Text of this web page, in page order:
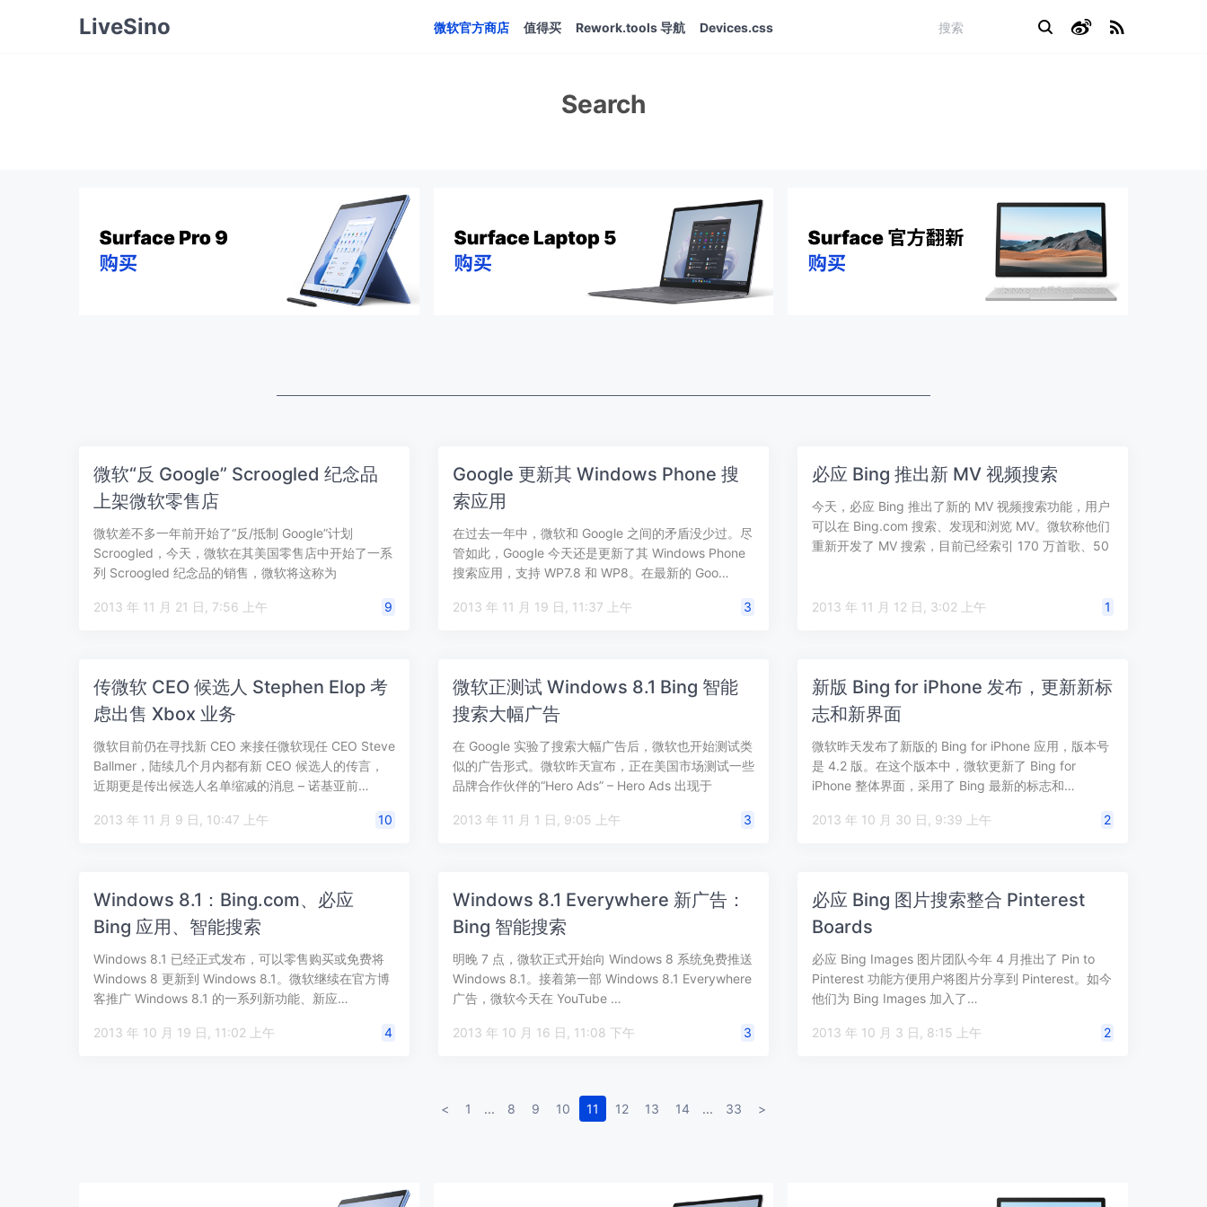
LiveSino 微软官方商店 值得买 Rework.tools 导航 Devices.css
Search
微软“反 Google” Scroogled 纪念品
上架微软零售店
微软差不多一年前开始了“反/抵制 Google”计划
Scroogled，今天，微软在其美国零售店中开始了一系
列 Scroogled 纪念品的销售，微软将这称为
2013 年 11 月 21 日, 7:56 上午
9
Google 更新其 Windows Phone 搜
索应用
在过去一年中，微软和 Google 之间的矛盾没少过。尽
管如此，Google 今天还是更新了其 Windows Phone
搜索应用，支持 WP7.8 和 WP8。在最新的 Goo…
2013 年 11 月 19 日, 11:37 上午 3
必应 Bing 推出新 MV 视频搜索
今天，必应 Bing 推出了新的 MV 视频搜索功能，用户
可以在 Bing.com 搜索、发现和浏览 MV。微软称他们
重新开发了 MV 搜索，目前已经索引 170 万首歌、50
2013 年 11 月 12 日, 3:02 上午 1
传微软 CEO 候选人 Stephen Elop 考
虑出售 Xbox 业务
微软目前仍在寻找新 CEO 来接任微软现任 CEO Steve
Ballmer，陆续几个月内都有新 CEO 候选人的传言，
近期更是传出候选人名单缩减的消息 – 诺基亚前…
2013 年 11 月 9 日, 10:47 上午 10
微软正测试 Windows 8.1 Bing 智能
搜索大幅广告
在 Google 实验了搜索大幅广告后，微软也开始测试类
似的广告形式。微软昨天宣布，正在美国市场测试一些
品牌合作伙伴的“Hero Ads” – Hero Ads 出现于
2013 年 11 月 1 日, 9:05 上午
3
新版 Bing for iPhone 发布，更新新标
志和新界面
微软昨天发布了新版的 Bing for iPhone 应用，版本号
是 4.2 版。在这个版本中，微软更新了 Bing for
iPhone 整体界面，采用了 Bing 最新的标志和…
2013 年 10 月 30 日, 9:39 上午 2
Windows 8.1：Bing.com、必应
Bing 应用、智能搜索
Windows 8.1 已经正式发布，可以零售购买或免费将
Windows 8 更新到 Windows 8.1。微软继续在官方博
客推广 Windows 8.1 的一系列新功能、新应…
2013 年 10 月 19 日, 11:02 上午 4
Windows 8.1 Everywhere 新广告：
Bing 智能搜索
明晚 7 点，微软正式开始向 Windows 8 系统免费推送
Windows 8.1。接着第一部 Windows 8.1 Everywhere
广告，微软今天在 YouTube …
2013 年 10 月 16 日, 11:08 下午 3
必应 Bing 图片搜索整合 Pinterest
Boards
必应 Bing Images 图片团队今年 4 月推出了 Pin to
Pinterest 功能方便用户将图片分享到 Pinterest。如今
他们为 Bing Images 加入了…
2013 年 10 月 3 日, 8:15 上午 2
< 1 ... 8 9 10 11 12 13 14 ... 33 >